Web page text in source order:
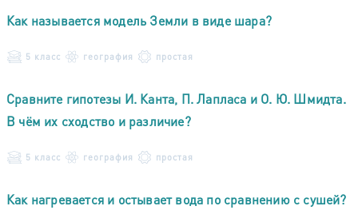
Как называется модель Земли в виде шара?
5 класс география простая
Сравните гипотезы И. Канта, П. Лапласа и О. Ю. Шмидта.
В чём их сходство и различие?
5 класс география простая
Как нагревается и остывает вода по сравнению с сушей?